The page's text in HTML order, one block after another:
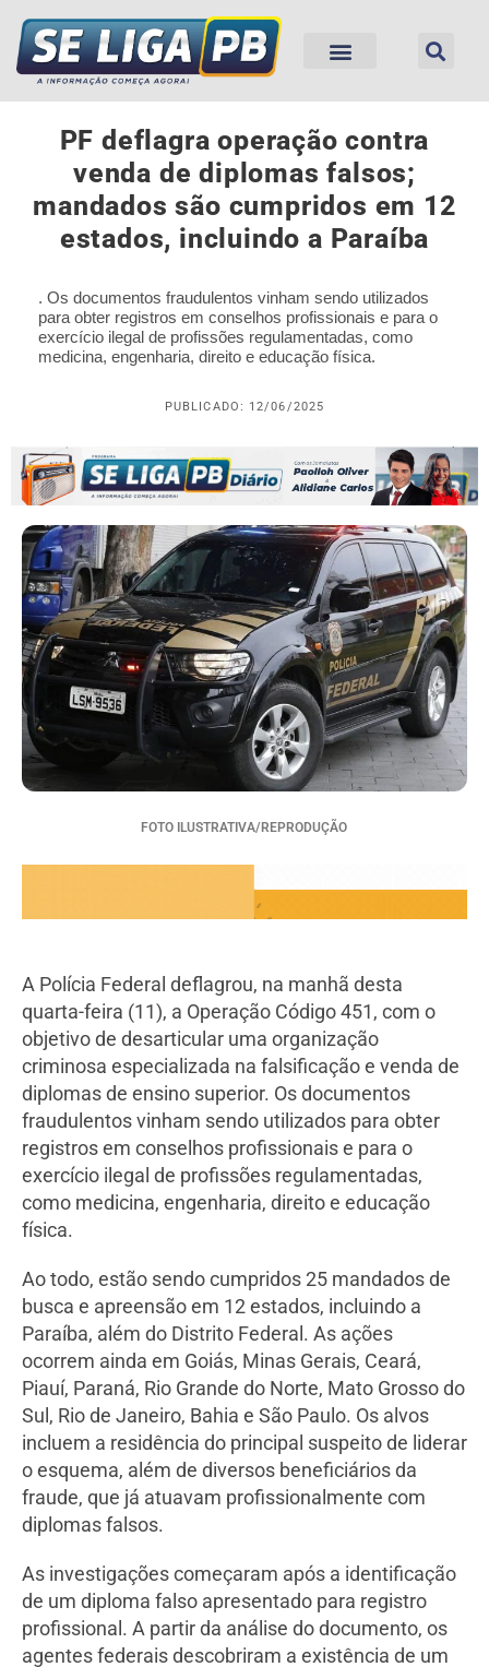
PF deflagra operação contra
venda de diplomas falsos;
mandados são cumpridos em 12
estados, incluindo a Paraíba
. Os documentos fraudulentos vinham sendo utilizados
para obter registros em conselhos profissionais e para o
exercício ilegal de profissões regulamentadas, como
medicina, engenharia, direito e educação física.
PUBLICADO: 12/06/2025
FOTO ILUSTRATIVA/REPRODUÇÃO
A Polícia Federal deflagrou, na manhã desta
quarta-feira (11), a Operação Código 451, com o
objetivo de desarticular uma organização
criminosa especializada na falsificação e venda de
diplomas de ensino superior. Os documentos
fraudulentos vinham sendo utilizados para obter
registros em conselhos profissionais e para o
exercício ilegal de profissões regulamentadas,
como medicina, engenharia, direito e educação
física.
Ao todo, estão sendo cumpridos 25 mandados de
busca e apreensão em 12 estados, incluindo a
Paraíba, além do Distrito Federal. As ações
ocorrem ainda em Goiás, Minas Gerais, Ceará,
Piauí, Paraná, Rio Grande do Norte, Mato Grosso do
Sul, Rio de Janeiro, Bahia e São Paulo. Os alvos
incluem a residência do principal suspeito de liderar
o esquema, além de diversos beneficiários da
fraude, que já atuavam profissionalmente com
diplomas falsos.
As investigações começaram após a identificação
de um diploma falso apresentado para registro
profissional. A partir da análise do documento, os
agentes federais descobriram a existência de um